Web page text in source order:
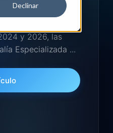
Declinar
como el
y 2026, las
Especializada ...